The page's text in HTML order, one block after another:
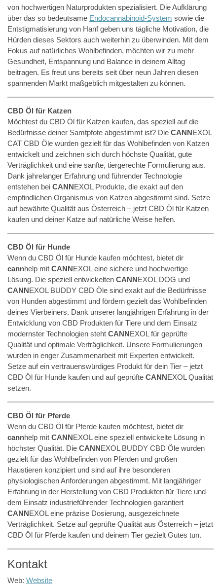
von hochwertigen Naturprodukten spezialisiert. Die Aufklärung
über das so bedeutsame Endocannabinoid-System sowie die
Entstigmatisierung von Hanf geben uns tägliche Motivation, die
Hürden dieses Sektors auch weiterhin zu überwinden. Mit dem
Fokus auf natürliches Wohlbefinden, möchten wir zu mehr
Gesundheit, Entspannung und Balance in deinem Alltag
beitragen. Es freut uns bereits seit über neun Jahren diesen
spannenden Markt maßgeblich mitgestalten zu können.
CBD Öl für Katzen
Möchtest du CBD Öl für Katzen kaufen, das speziell auf die
Bedürfnisse deiner Samtpfote abgestimmt ist? Die CANNEXOL
CAT CBD Öle wurden gezielt für das Wohlbefinden von Katzen
entwickelt und zeichnen sich durch höchste Qualität, gute
Verträglichkeit und eine sanfte, tiergerechte Formulierung aus.
Dank jahrelanger Erfahrung und führender Technologie
entstehen bei CANNEXOL Produkte, die exakt auf den
empfindlichen Organismus von Katzen abgestimmt sind. Setze
auf bewährte Qualität aus Österreich – jetzt CBD Öl für Katzen
kaufen und deiner Katze auf natürliche Weise helfen.
CBD Öl für Hunde
Wenn du CBD Öl für Hunde kaufen möchtest, bietet dir
cannhelp mit CANNEXOL eine sichere und hochwertige
Lösung. Die speziell entwickelten CANNEXOL DOG und
CANNEXOL BUDDY CBD Öle sind exakt auf die Bedürfnisse
von Hunden abgestimmt und fördern gezielt das Wohlbefinden
deines Vierbeiners. Dank unserer langjährigen Erfahrung in der
Entwicklung von CBD Produkten für Tiere und dem Einsatz
modernster Technologien steht CANNEXOL für geprüfte
Qualität und optimale Verträglichkeit. Unsere Formulierungen
wurden in enger Zusammenarbeit mit Experten entwickelt.
Setze auf ein vertrauenswürdiges Produkt für dein Tier – jetzt
CBD Öl für Hunde kaufen und auf geprüfte CANNEXOL Qualität
setzen.
CBD Öl für Pferde
Wenn du CBD Öl für Pferde kaufen möchtest, bietet dir
cannhelp mit CANNEXOL eine speziell entwickelte Lösung in
höchster Qualität. Die CANNEXOL BUDDY CBD Öle wurden
gezielt für das Wohlbefinden von Pferden und großen
Haustieren konzipiert und sind auf ihre besonderen
physiologischen Anforderungen abgestimmt. Mit langjähriger
Erfahrung in der Herstellung von CBD Produkten für Tiere und
dem Einsatz industrieführender Technologien garantiert
CANNEXOL eine präzise Dosierung, ausgezeichnete
Verträglichkeit. Setze auf geprüfte Qualität aus Österreich – jetzt
CBD Öl für Pferde kaufen und deinem Tier gezielt Gutes tun.
Kontakt
Web: Website